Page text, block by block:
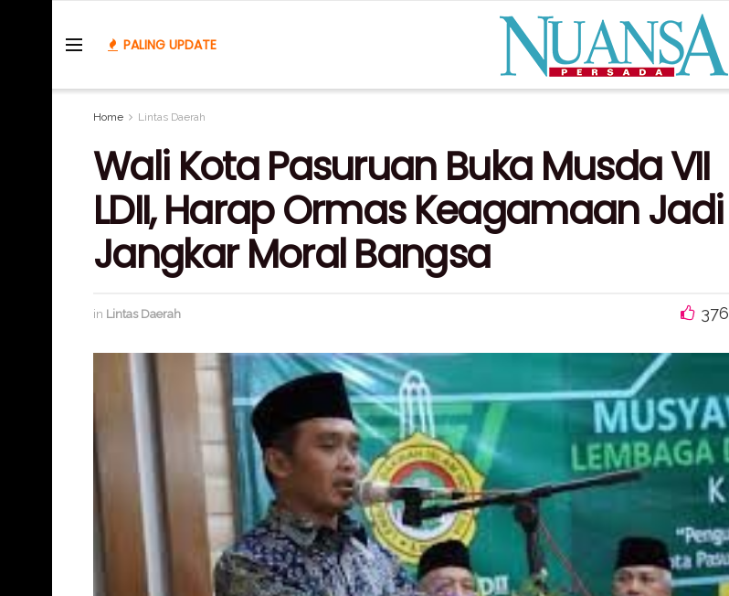
PALING UPDATE
Home Lintas Daerah
Wali Kota Pasuruan Buka Musda VII
LDII, Harap Ormas Keagamaan Jadi
Jangkar Moral Bangsa
in Lintas Daerah 376